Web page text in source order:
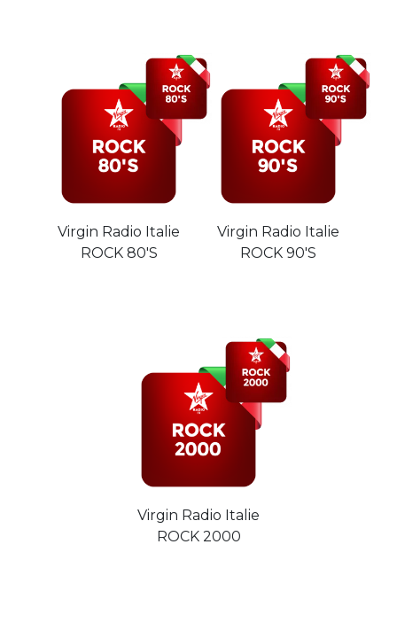
Virgin Radio Italie
ROCK 80'S
Virgin Radio Italie
ROCK 90'S
Virgin Radio Italie
ROCK 2000